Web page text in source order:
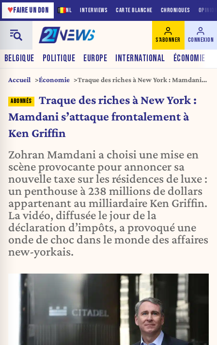
NL INTERVIEWS CARTE BLANCHE CHRONIQUES
♥FAIRE UN DON
BELGIQUE POLITIQUE EUROPE INTERNATIONAL ÉCONOMIE
S'ABONNER CONNEXION
Accueil Économie
Traque des riches à New York : Mamdani
Traque des riches à New York :
Mamdani s’attaque frontalement à
Ken Griffin
Zohran Mamdani a choisi une mise en
scène provocante pour annoncer sa
nouvelle taxe sur les résidences de luxe :
un penthouse à 238 millions de dollars
appartenant au milliardaire Ken Griffin.
La vidéo, diffusée le jour de la
déclaration d’impôts, a provoqué une
onde de choc dans le monde des affaires
new-yorkais.